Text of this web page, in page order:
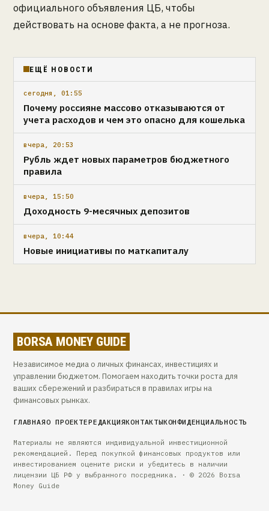
официального объявления ЦБ, чтобы
действовать на основе факта, а не прогноза.
ЕЩЁ НОВОСТИ
сегодня, 01:55
Почему россияне массово отказываются от
учета расходов и чем это опасно для кошелька
вчера, 20:53
Рубль ждет новых параметров бюджетного
правила
вчера, 15:50
Доходность 9-месячных депозитов
вчера, 10:44
Новые инициативы по маткапиталу
BORSA MONEY GUIDE
Независимое медиа о личных финансах, инвестициях и
управлении бюджетом. Помогаем находить точки роста для
ваших сбережений и разбираться в правилах игры на
финансовых рынках.
ГЛАВНАЯО ПРОЕКТЕРЕДАКЦИЯКОНТАКТЫКОНФИДЕНЦИАЛЬНОСТЬ
Материалы не являются индивидуальной инвестиционной
рекомендацией. Перед покупкой финансовых продуктов или
инвестированием оцените риски и убедитесь в наличии
лицензии ЦБ РФ у выбранного посредника. · © 2026 Borsa
Money Guide